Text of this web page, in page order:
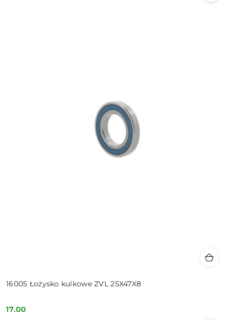
16005 Łożysko kulkowe ZVL 25X47X8
Cena:
17.00